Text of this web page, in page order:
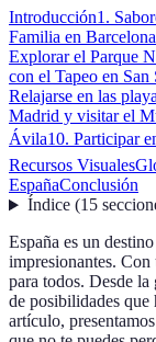
Introducción1.
Familia en Barcelona
Explorar el Parque
con el Tapeo en San
Relajarse en las
Madrid y visitar el
Ávila10. Participar
Recursos Visuales
EspañaConclusión
Índice(15
España es un
impresionantes.
para todos. Desde
de posibilidades que
artículo, presentamos